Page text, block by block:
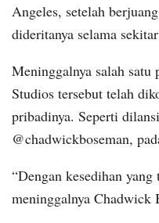
Angeles, setelah
dideritanya selama
Meninggalnya salah satu
Studios tersebut telah
pribadinya. Seperti
@chadwickboseman,
“Dengan kesedihan
meninggalnya Chadwick